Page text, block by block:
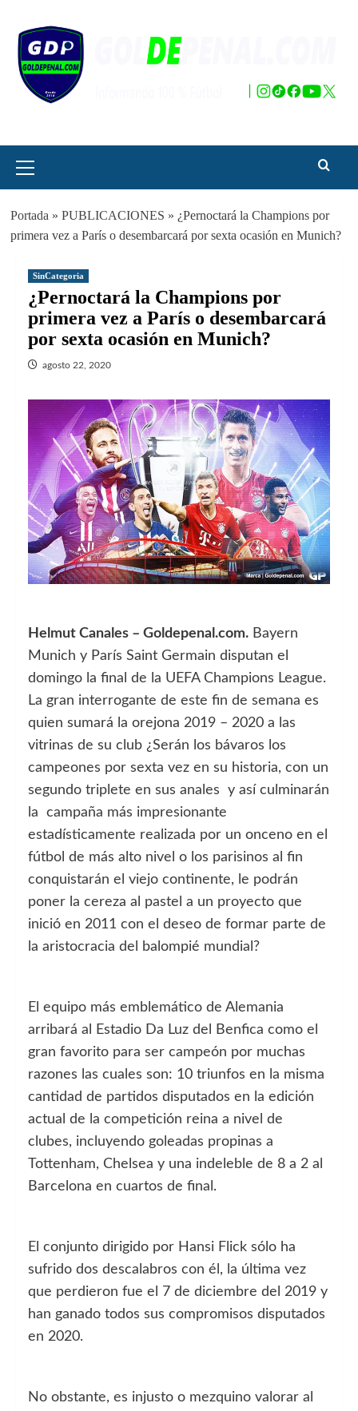
contenido
principal
Portada » PUBLICACIONES » ¿Pernoctará la Champions por
primera vez a París o desembarcará por sexta ocasión en Munich?
SinCategoria
¿Pernoctará la Champions por
primera vez a París o desembarcará
por sexta ocasión en Munich?
agosto 22, 2020
Helmut Canales – Goldepenal.com. Bayern
Munich y París Saint Germain disputan el
domingo la final de la UEFA Champions League.
La gran interrogante de este fin de semana es
quien sumará la orejona 2019 – 2020 a las
vitrinas de su club ¿Serán los bávaros los
campeones por sexta vez en su historia, con un
segundo triplete en sus anales y así culminarán
la campaña más impresionante
estadísticamente realizada por un onceno en el
fútbol de más alto nivel o los parisinos al fin
conquistarán el viejo continente, le podrán
poner la cereza al pastel a un proyecto que
inició en 2011 con el deseo de formar parte de
la aristocracia del balompié mundial?
El equipo más emblemático de Alemania
arribará al Estadio Da Luz del Benfica como el
gran favorito para ser campeón por muchas
razones las cuales son: 10 triunfos en la misma
cantidad de partidos disputados en la edición
actual de la competición reina a nivel de
clubes, incluyendo goleadas propinas a
Tottenham, Chelsea y una indeleble de 8 a 2 al
Barcelona en cuartos de final.
El conjunto dirigido por Hansi Flick sólo ha
sufrido dos descalabros con él, la última vez
que perdieron fue el 7 de diciembre del 2019 y
han ganado todos sus compromisos disputados
en 2020.
No obstante, es injusto o mezquino valorar al